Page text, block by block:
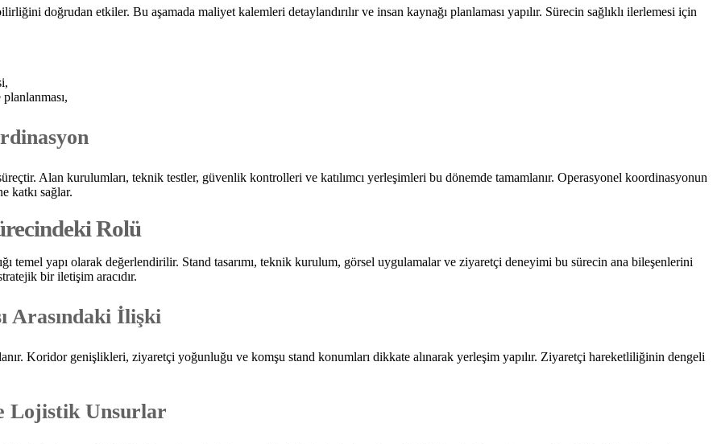
doğrudan etkiler. Bu aşamada maliyet kalemleri detaylandırılır ve insan kaynağı planlaması yapılır. Sürecin sağlıklı ilerlemesi için
Alan kurulumları, teknik testler, güvenlik kontrolleri ve katılımcı yerleşimleri bu dönemde tamamlanır. Operasyonel koordinasyonun
katkı sağlar.
Rolü
temel yapı olarak değerlendirilir. Stand tasarımı, teknik kurulum, görsel uygulamalar ve ziyaretçi deneyimi bu sürecin ana bileşenlerini
bir iletişim aracıdır.
Arasındaki İlişki
Koridor genişlikleri, ziyaretçi yoğunluğu ve komşu stand konumları dikkate alınarak yerleşim yapılır. Ziyaretçi hareketliliğinin dengeli
Lojistik Unsurlar